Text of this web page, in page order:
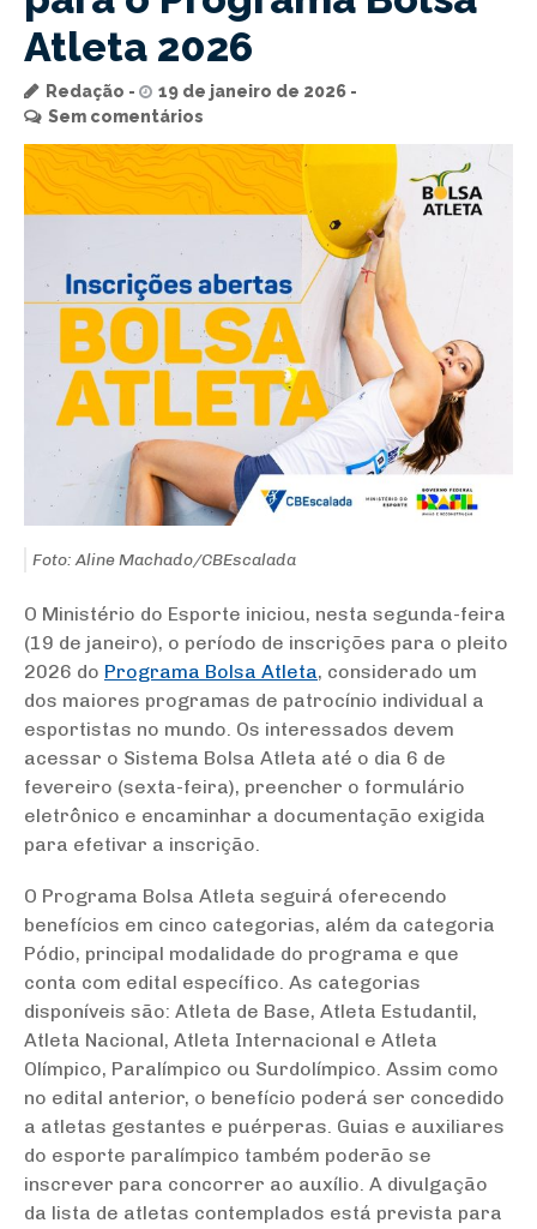
Atleta 2026
Redação
19 de janeiro de 2026
Sem comentários
Foto: Aline Machado/CBEscalada
O Ministério do Esporte iniciou, nesta segunda-feira
(19 de janeiro), o período de inscrições para o pleito
2026 do Programa Bolsa Atleta, considerado um
dos maiores programas de patrocínio individual a
esportistas no mundo. Os interessados devem
acessar o Sistema Bolsa Atleta até o dia 6 de
fevereiro (sexta-feira), preencher o formulário
eletrônico e encaminhar a documentação exigida
para efetivar a inscrição.
O Programa Bolsa Atleta seguirá oferecendo
benefícios em cinco categorias, além da categoria
Pódio, principal modalidade do programa e que
conta com edital específico. As categorias
disponíveis são: Atleta de Base, Atleta Estudantil,
Atleta Nacional, Atleta Internacional e Atleta
Olímpico, Paralímpico ou Surdolímpico. Assim como
no edital anterior, o benefício poderá ser concedido
a atletas gestantes e puérperas. Guias e auxiliares
do esporte paralímpico também poderão se
inscrever para concorrer ao auxílio. A divulgação
da lista de atletas contemplados está prevista para